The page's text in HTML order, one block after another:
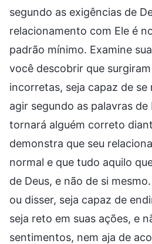
segundo as exigências de
relacionamento com Ele é
padrão mínimo. Examine
você descobrir que
incorretas, seja capaz de
agir segundo as palavras de
tornará alguém correto
demonstra que seu
normal e que tudo aquilo
de Deus, e não de si
ou disser, seja capaz de
seja reto em suas ações, e
sentimentos, nem aja de